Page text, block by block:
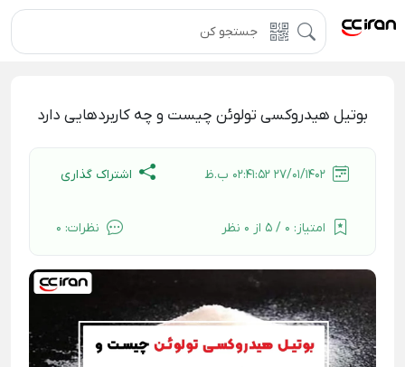
بوتیل هیدروکسی تولوئن چیست و چه کاربردهایی دارد
27/01/1402 02:41:52 ب.ظ اشتراک گذاری
امتیاز: 0 / 5 از 0 نظر نظرات: 0